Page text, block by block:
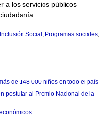
a los servicios públicos
Social , Programas sociales,
de 148 000 niños en todo el país
postular al Premio Nacional de la